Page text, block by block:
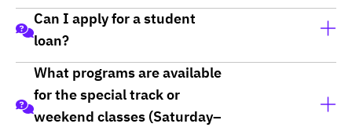
จ่ายค่ามัดจำสิทธิ์การกู้ 2,000 บาท โดยไม่ต้องสำรองจ่าย
ค่าเทอมก่อนค่ะ
สามารถผ่อนจ่ายค่าเทอมได้ค่ะ โดยนักศึกษาสามารถขึ้นไป
ติดต่อที่
ฝ่ายการเงิน อาคารอธิการบดี 2 ชั้น 3
วันจันทร์ - วันศุกร์ เวลา 8.30-16.30 น.
Can I apply for a student
loan?
สามารถยื่นกู้ได้ทุกคณะ ทุกสาขา ดูรายละเอียดเพิ่มเติม
คลิกที่นี่
What programs are available
for the special track or
weekend classes (Saturday–